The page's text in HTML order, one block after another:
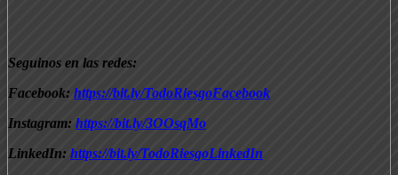
Seguinos en las redes:
Facebook: https://bit.ly/TodoRiesgoFacebook
Instagram: https://bit.ly/3OOsqMo
LinkedIn: https://bit.ly/TodoRiesgoLinkedIn